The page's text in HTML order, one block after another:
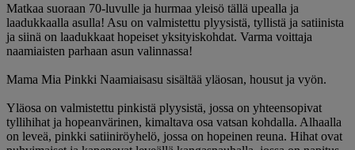
Matkaa suoraan 70-luvulle ja hurmaa yleisö tällä upealla ja
laadukkaalla asulla! Asu on valmistettu plyysistä, tyllistä ja satiinista
ja siinä on laadukkaat hopeiset yksityiskohdat. Varma voittaja
naamiaisten parhaan asun valinnassa!
Mama Mia Pinkki Naamiaisasu sisältää yläosan, housut ja vyön.
Yläosa on valmistettu pinkistä plyysistä, jossa on yhteensopivat
tyllihihat ja hopeanvärinen, kimaltava osa vatsan kohdalla. Alhaalla
on leveä, pinkki satiiniröyhelö, jossa on hopeinen reuna. Hihat ovat